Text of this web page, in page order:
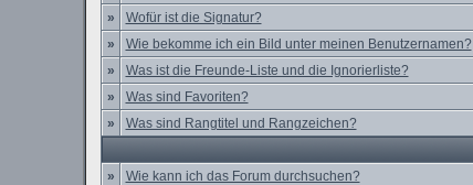
»
Wofür ist die Signatur?
»
Wie bekomme ich ein Bild unter meinen Benutzernamen?
»
Was ist die Freunde-Liste und die Ignorierliste?
»
Was sind Favoriten?
»
Was sind Rangtitel und Rangzeichen?
»
Wie kann ich das Forum durchsuchen?